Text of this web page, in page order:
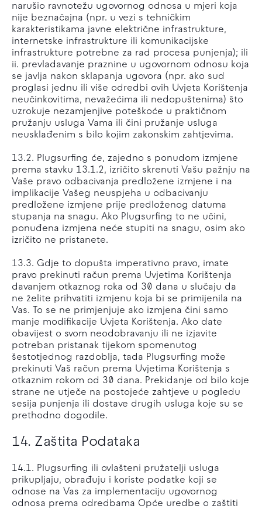
narušio ravnotežu ugovornog odnosa u mjeri koja
nije beznačajna (npr. u vezi s tehničkim
karakteristikama javne električne infrastrukture,
internetske infrastrukture ili komunikacijske
infrastrukture potrebne za rad procesa punjenja); ili
ii. prevladavanje praznine u ugovornom odnosu koja
se javlja nakon sklapanja ugovora (npr. ako sud
proglasi jednu ili više odredbi ovih Uvjeta Korištenja
neučinkovitima, nevažećima ili nedopuštenima) što
uzrokuje nezamjenjive poteškoće u praktičnom
pružanju usluga Vama ili čini pružanje usluga
neusklađenim s bilo kojim zakonskim zahtjevima.
13.2. Plugsurfing će, zajedno s ponudom izmjene
prema stavku 13.1.2, izričito skrenuti Vašu pažnju na
Vaše pravo odbacivanja predložene izmjene i na
implikacije Vašeg neuspjeha u odbacivanju
predložene izmjene prije predloženog datuma
stupanja na snagu. Ako Plugsurfing to ne učini,
ponuđena izmjena neće stupiti na snagu, osim ako
izričito ne pristanete.
13.3. Gdje to dopušta imperativno pravo, imate
pravo prekinuti račun prema Uvjetima Korištenja
davanjem otkaznog roka od 30 dana u slučaju da
ne želite prihvatiti izmjenu koja bi se primijenila na
Vas. To se ne primjenjuje ako izmjena čini samo
manje modifikacije Uvjeta Korištenja. Ako date
obavijest o svom neodobravanju ili ne izjavite
potreban pristanak tijekom spomenutog
šestotjednog razdoblja, tada Plugsurfing može
prekinuti Vaš račun prema Uvjetima Korištenja s
otkaznim rokom od 30 dana. Prekidanje od bilo koje
strane ne utječe na postojeće zahtjeve u pogledu
sesija punjenja ili dostave drugih usluga koje su se
prethodno dogodile.
14. Zaštita Podataka
14.1. Plugsurfing ili ovlašteni pružatelji usluga
prikupljaju, obrađuju i koriste podatke koji se
odnose na Vas za implementaciju ugovornog
odnosa prema odredbama Opće uredbe o zaštiti